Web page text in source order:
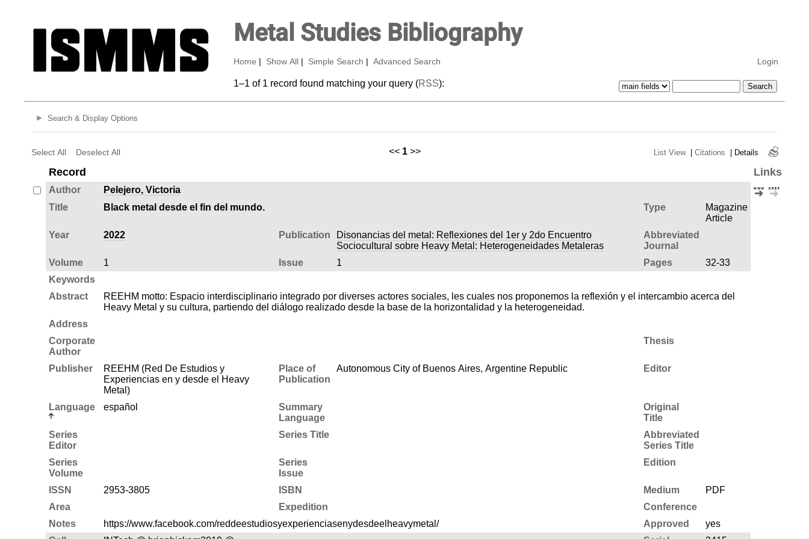
Metal Studies Bibliography
Home Show All Simple Search Advanced Search Login
1–1 of 1 record found matching your query (RSS):
Search & Display Options
Select All Deselect All << 1 >> List View | Citations | Details
Record Links
Author
Pelejero, Victoria
Title
Black metal desde el fin del mundo. Type
Magazine
Article
Year
2022 Publication
Disonancias del metal: Reflexiones del 1er y 2do Encuentro
Sociocultural sobre Heavy Metal: Heterogeneidades Metaleras
Abbreviated
Journal
Volume
1 Issue 1 Pages
32-33
Keywords
Abstract
REEHM motto: Espacio interdisciplinario integrado por diverses actores sociales, les cuales nos proponemos la reflexión y el intercambio acerca del
Heavy Metal y su cultura, partiendo del diálogo realizado desde la base de la horizontalidad y la heterogeneidad.
Address
Corporate
Author
Thesis
Publisher
REEHM (Red De Estudios y
Experiencias en y desde el Heavy
Metal)
Place of
Publication
Autonomous City of Buenos Aires, Argentine Republic Editor
Language español
Summary
Language
Original
Title
Series
Editor
Series Title
Abbreviated
Series Title
Series
Volume
Series
Issue
Edition
ISSN 2953-3805 ISBN Medium
PDF
Area
Expedition
Conference
Notes
https://www.facebook.com/reddeestudiosyexperienciasenydesdeelheavymetal/ Approved
yes